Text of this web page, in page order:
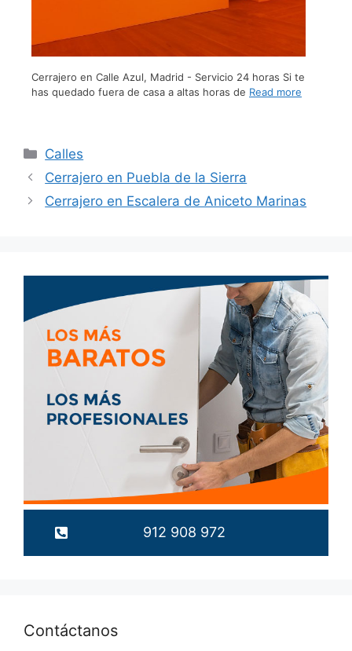
Cerrajero en Calle Azul, Madrid - Servicio 24 horas Si te
has quedado fuera de casa a altas horas de Read more
Calles
Cerrajero en Puebla de la Sierra
Cerrajero en Escalera de Aniceto Marinas
912 908 972
Contáctanos